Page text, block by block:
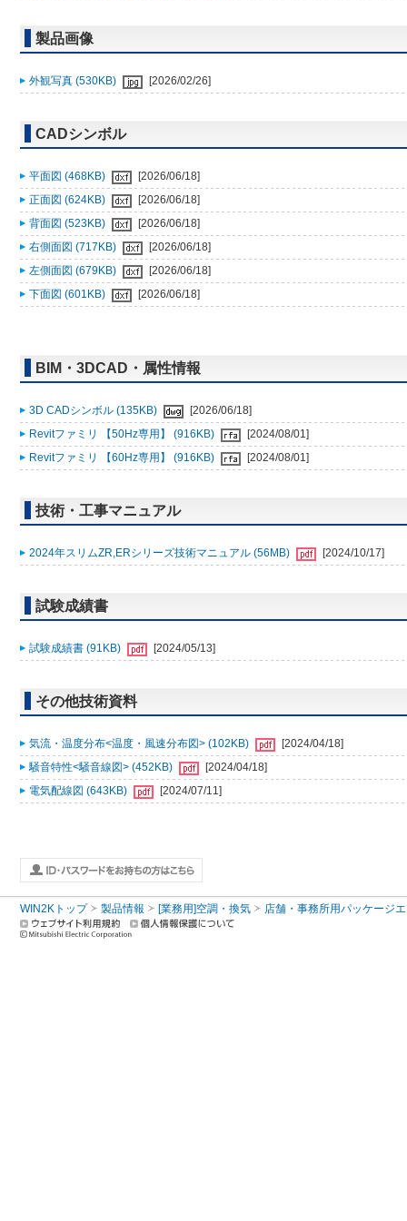
製品画像
外観写真 (530KB) [2026/02/26]
CADシンボル
平面図 (468KB)
[2026/06/18]
正面図 (624KB)
[2026/06/18]
背面図 (523KB)
[2026/06/18]
右側面図 (717KB)
[2026/06/18]
左側面図 (679KB)
[2026/06/18]
下面図 (601KB)
[2026/06/18]
BIM・3DCAD・属性情報
3D CADシンボル (135KB)
[2026/06/18]
Revitファミリ 【50Hz専用】 (916KB)
[2024/08/01]
Revitファミリ 【60Hz専用】 (916KB)
[2024/08/01]
技術・工事マニュアル
2024年スリムZR,ERシリーズ技術マニュアル (56MB) [2024/10/17]
試験成績書
試験成績書 (91KB) [2024/05/13]
その他技術資料
気流・温度分布<温度・風速分布図> (102KB)
[2024/04/18]
騒音特性<騒音線図> (452KB)
[2024/04/18]
電気配線図 (643KB)
[2024/07/11]
WIN2Kトップ 製品情報 [業務用]空調・換気 店舗・事務所用パッケージ